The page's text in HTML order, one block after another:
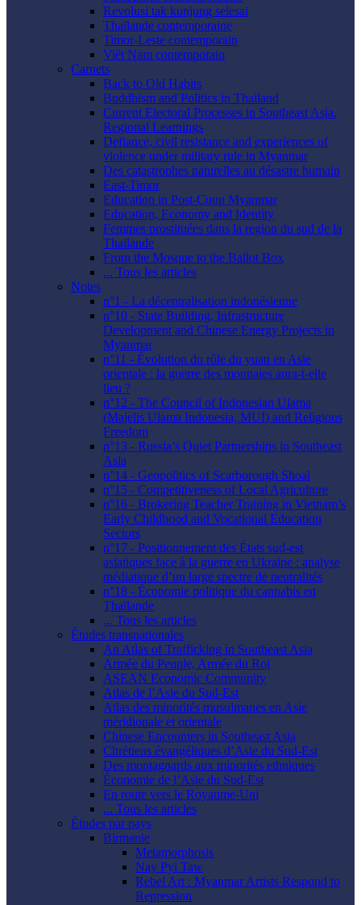
Revolusi tak kunjung selesai
Thaïlande contemporaine
Timor-Leste contemporain
Viêt Nam contemporain
Carnets
Back to Old Habits
Buddhism and Politics in Thailand
Current Electoral Processes in Southeast Asia.
Regional Learnings
Defiance, civil resistance and experiences of
violence under military rule in Myanmar
Des catastrophes naturelles au désastre humain
East-Timor
Education in Post-Coup Myanmar
Education, Economy and Identity
Femmes prostituées dans la region du sud de la
Thaïlande
From the Mosque to the Ballot Box
... Tous les articles
Notes
n°1 - La décentralisation indonésienne
n°10 - State Building, Infrastructure
Development and Chinese Energy Projects in
Myanmar
n°11 - Évolution du rôle du yuan en Asie
orientale : la guerre des monnaies aura-t-elle
lieu ?
n°12 - The Council of Indonesian Ulama
(Majelis Ulama Indonesia, MUI) and Religious
Freedom
n°13 - Russia’s Quiet Partnerships in Southeast
Asia
n°14 - Geopolitics of Scarborough Shoal
n°15 - Competitiveness of Local Agriculture
n°16 - Brokering Teacher Training in Vietnam’s
Early Childhood and Vocational Education
Sectors
n°17 - Positionnement des États sud-est
asiatiques face à la guerre en Ukraine : analyse
médiatique d’un large spectre de neutralités
n°18 - Économie politique du cannabis en
Thaïlande
... Tous les articles
Études transnationales
An Atlas of Trafficking in Southeast Asia
Armée du Peuple, Armée du Roi
ASEAN Economic Community
Atlas de l’Asie du Sud-Est
Atlas des minorités musulmanes en Asie
méridionale et orientale
Chinese Encounters in Southeast Asia
Chrétiens évangéliques d’Asie du Sud-Est
Des montagnards aux minorités ethniques
Économie de l’Asie du Sud-Est
En route vers le Royaume-Uni
... Tous les articles
Études par pays
Birmanie
Metamorphosis
Nay Pyi Taw
Rebel Art : Myanmar Artists Respond to
Repression